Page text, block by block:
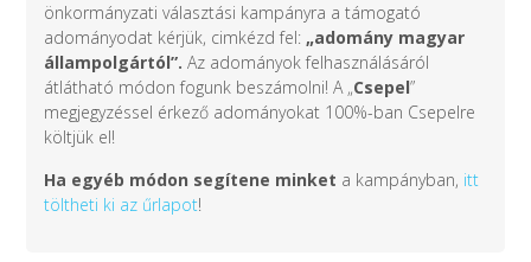
önkormányzati választási kampányra a támogató
adományodat kérjük, cimkézd fel: „adomány magyar
állampolgártól”.Az adományok felhasználásáról
átlátható módon fogunk beszámolni! A „Csepel”
megjegyzéssel érkező adományokat 100%-ban Csepelre
költjük el!
Ha egyéb módon segítene minket a kampányban, itt
töltheti ki az űrlapot!